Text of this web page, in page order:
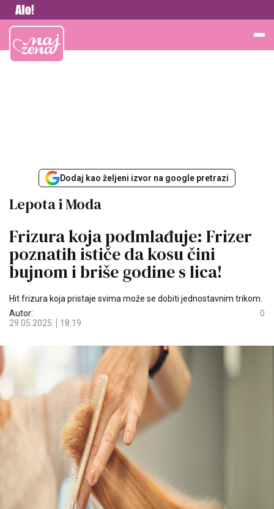
Vesti
Najžena
Dodaj kao željeni izvor na google pretrazi
Lepota i Moda
Frizura koja podmlađuje: Frizer
poznatih ističe da kosu čini
bujnom i briše godine s lica!
Hit frizura koja pristaje svima može se dobiti jednostavnim trikom.
Autor:
29.05.2025.
18:19
0